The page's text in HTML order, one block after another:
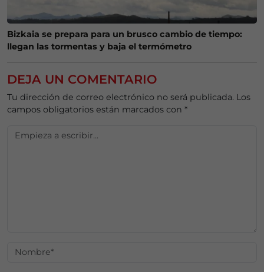
Bizkaia se prepara para un brusco cambio de tiempo:
llegan las tormentas y baja el termómetro
DEJA UN COMENTARIO
Tu dirección de correo electrónico no será publicada. Los
campos obligatorios están marcados con *